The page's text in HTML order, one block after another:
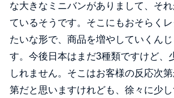
な大きなミニバンがありまして、そ
ているそうです。そこにもおそらく
たいな形で、商品を増やしていくん
す。今後日本はまだ3種類ですけど、
しれません。そこはお客様の反応次
第だと思いますけれども、徐々に少